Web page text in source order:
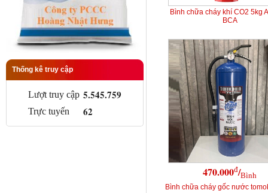
Thống kê truy cập
Lượt truy cập 5.545.759
Trực tuyến 62
Bình chữa cháy khí CO2 5kg
BCA
470.000đ/Bình
Bình chữa cháy gốc nước